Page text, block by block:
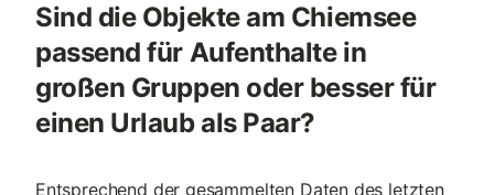
Sind die Objekte am Chiemsee
passend für Aufenthalte in
großen Gruppen oder besser für
einen Urlaub als Paar?
Entsprechend der gesammelten Daten des letzten